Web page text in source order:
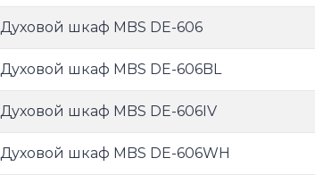
Духовой шкаф MBS DE-606
Духовой шкаф MBS DE-606BL
Духовой шкаф MBS DE-606IV
Духовой шкаф MBS DE-606WH